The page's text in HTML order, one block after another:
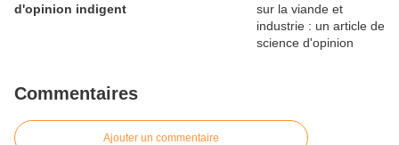
d'opinion indigent
Commentaires
Ajouter un commentaire